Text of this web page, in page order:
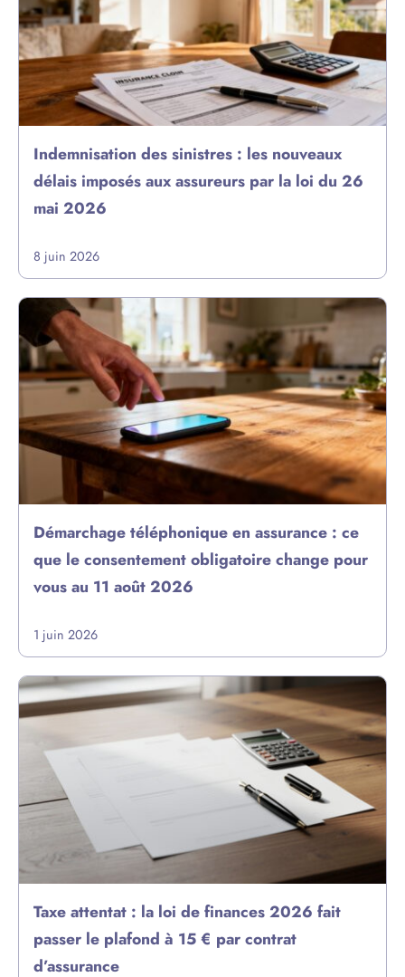
Indemnisation des sinistres : les nouveaux
délais imposés aux assureurs par la loi du 26
mai 2026
8 juin 2026
Démarchage téléphonique en assurance : ce
que le consentement obligatoire change pour
vous au 11 août 2026
1 juin 2026
Taxe attentat : la loi de finances 2026 fait
passer le plafond à 15 € par contrat
d’assurance